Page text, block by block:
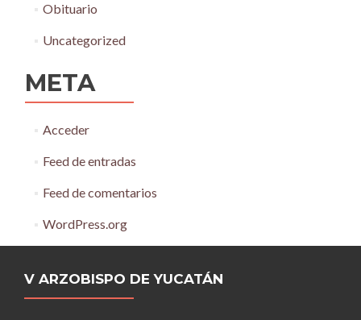
Obituario
Uncategorized
META
Acceder
Feed de entradas
Feed de comentarios
WordPress.org
V ARZOBISPO DE YUCATÁN